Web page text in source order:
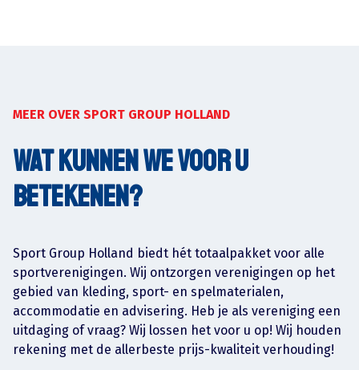
MEER OVER SPORT GROUP HOLLAND
Wat kunnen we voor u
betekenen?
Sport Group Holland biedt hét totaalpakket voor alle
sportverenigingen. Wij ontzorgen verenigingen op het
gebied van kleding, sport- en spelmaterialen,
accommodatie en advisering. Heb je als vereniging een
uitdaging of vraag? Wij lossen het voor u op! Wij houden
rekening met de allerbeste prijs-kwaliteit verhouding!